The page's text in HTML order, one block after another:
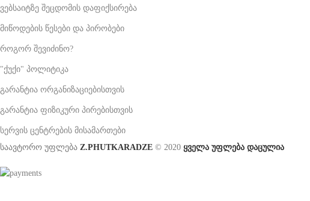
ვებსაიტზე შეცდომის დაფიქსირება
მიწოდების წესები და პირობები
როგორ შევიძინო?
"ქუქი" პოლიტიკა
გარანტია ორგანიზაციებისთვის
გარანტია ფიზიკური პირებისთვის
სერვის ცენტრების მისამართები
საავტორო უფლება Z.PHUTKARADZE © 2020 ყველა უფლება დაცულია